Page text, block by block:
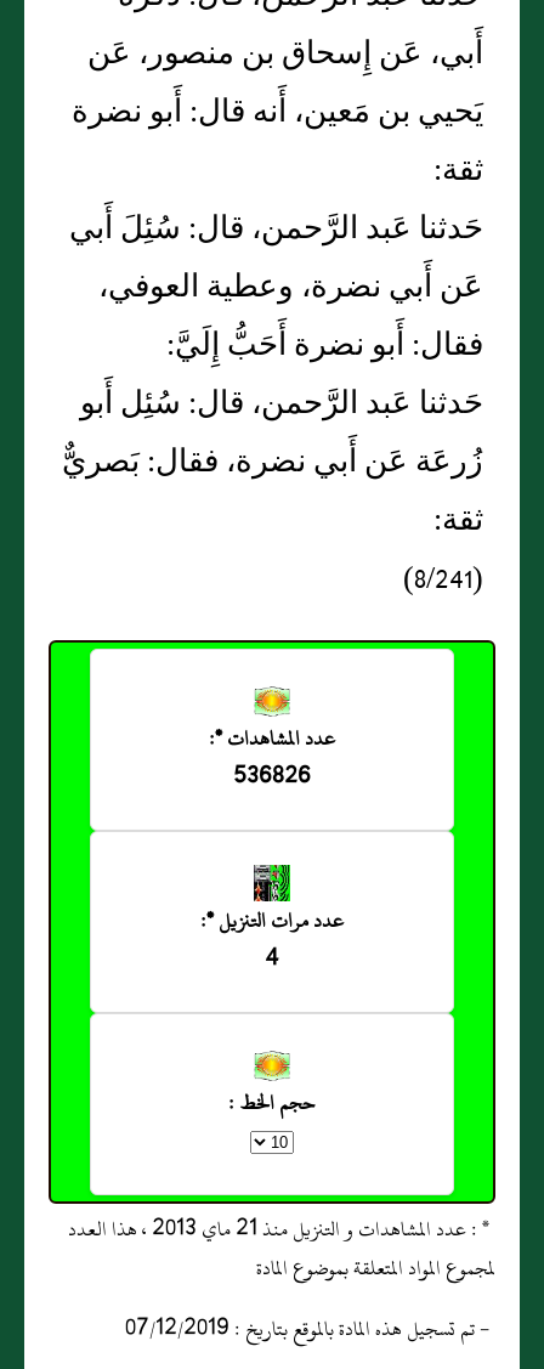
أَبي، عَن إِسحاق بن منصور، عَن
يَحيي بن مَعين، أَنه قال: أَبو نضرة
ثقة:
حَدثنا عَبد الرَّحمن، قال: سُئِلَ أَبي
عَن أَبي نضرة، وعطية العوفي،
فقال: أَبو نضرة أَحَبُّ إِلَيَّ:
حَدثنا عَبد الرَّحمن، قال: سُئِل أَبو
زُرعَة عَن أَبي نضرة، فقال: بَصريٌّ
ثقة:
(8/241)
عدد المشاهدات *:
536826
عدد مرات التنزيل *:
4
حجم الخط :
* : عدد المشاهدات و التنزيل منذ 21 ماي 2013 ، هذا العدد
لمجموع المواد المتعلقة بموضوع المادة
- تم تسجيل هذه المادة بالموقع بتاريخ : 07/12/2019